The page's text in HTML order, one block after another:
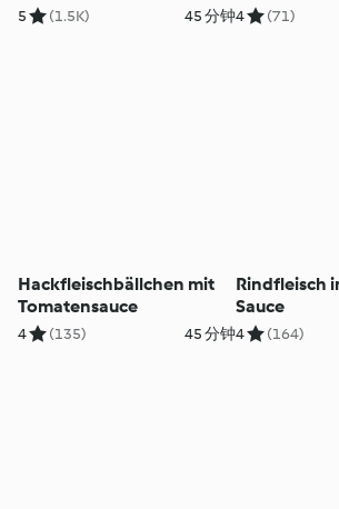
5 (1.5K) 45 分钟4 (71)
Hackfleischbällchen mit
Tomatensauce
4 (135) 45 分钟
Rindfleisch
Sauce
4 (164)